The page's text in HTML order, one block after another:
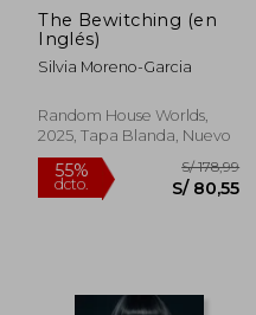
dcto. S/ 61,07
The Bewitching (en
Inglés)
Silvia Moreno-Garcia
Random House Worlds,
2025, Tapa Blanda, Nuevo